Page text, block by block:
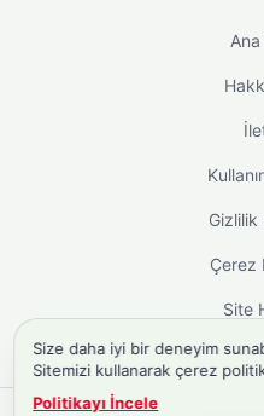
Gizlilik
Çerez
Site
Size daha iyi bir deneyim
Sitemizi kullanarak çerez
Politikayı İncele